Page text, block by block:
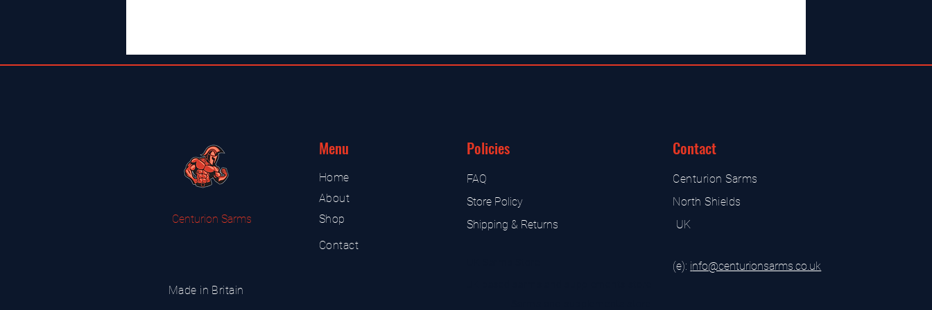
Centurion Sarms
Made in Britain
Menu
Home
About
Shop
Contact
Policies
FAQ
Store Policy
Shipping & Returns
Contact
Centurion Sarms
North Shields
UK
(e): info@centurionsarms.co.uk